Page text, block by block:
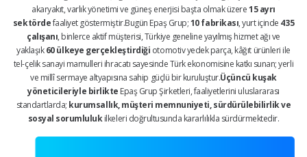
akaryakıt, varlık yönetimi ve güneş enerjisi başta olmak üzere15 ayrı
sektördefaaliyet göstermiştir.Bugün Epaş Grup;10 fabrikası, yurt içinde 435
çalışanı, binlerce aktif müşterisi, Türkiye geneline yayılmış hizmet ağı ve
yaklaşık60 ülkeye gerçekleştirdiği otomotiv yedek parça, kâğıt ürünleri ile
tel-çelik sanayi mamulleri ihracatı sayesinde Türk ekonomisine katkı sunan; yerli
ve millî sermaye altyapısına sahip güçlü bir kuruluştur.Üçüncü kuşak
yöneticileriyle birlikte Epaş Grup Şirketleri, faaliyetlerini uluslararası
standartlarda; kurumsallık, müşteri memnuniyeti, sürdürülebilirlik ve
sosyal sorumlulukilkeleri doğrultusunda kararlılıkla sürdürmektedir.